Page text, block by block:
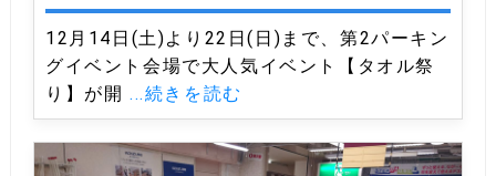
12月14日(土)より22日(日)まで、第2パーキン
グイベント会場で大人気イベント【タオル祭
り】が開 ...続きを読む